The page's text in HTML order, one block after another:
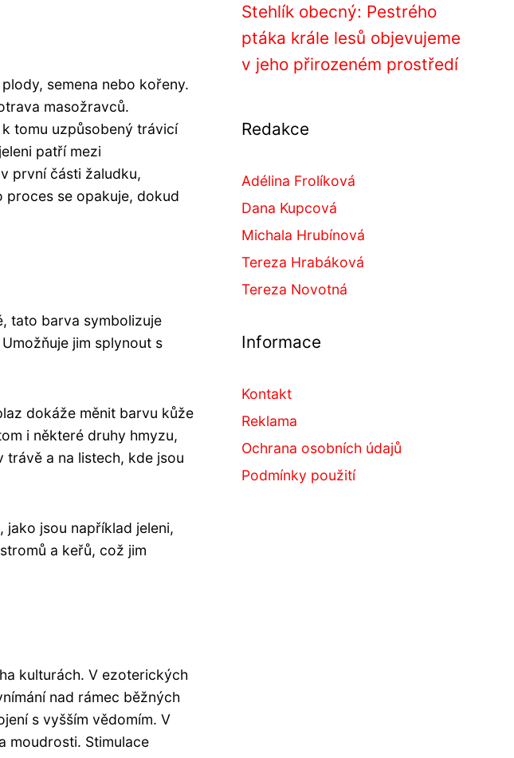
semena nebo kořeny.
masožravců.
tomu uzpůsobený trávicí
patří mezi
první části žaludku,
proces se opakuje, dokud
tato barva symbolizuje
jim splynout s
dokáže měnit barvu kůže
i některé druhy hmyzu,
trávě a na listech, kde jsou
jako jsou například jeleni,
a keřů, což jim
kulturách. V ezoterických
nad rámec běžných
s vyšším vědomím. V
moudrosti. Stimulace
Stehlík obecný: Pestrého
ptáka krále lesů objevujeme
v jeho přirozeném prostředí
Redakce
Adélina Frolíková
Dana Kupcová
Michala Hrubínová
Tereza Hrabáková
Tereza Novotná
Informace
Kontakt
Reklama
Ochrana osobních údajů
Podmínky použití